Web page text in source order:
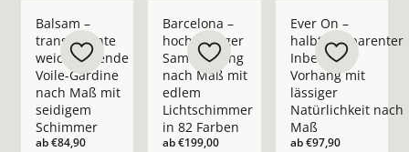
Balsam –
transparente
weichfließende
Voile-Gardine
nach Maß mit
seidigem
Schimmer
ab€84,90
Barcelona –
hochwertiger
Samtvorhang
nach Maß mit
edlem
Lichtschimmer
in 82 Farben
ab€199,00
Ever On –
halbtransparenter
Inbetween
Vorhang mit
lässiger
Natürlichkeit nach
Maß
ab€97,90